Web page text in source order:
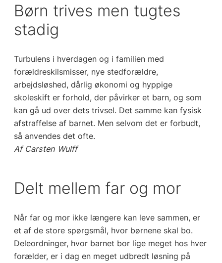
Børn trives men tugtes
stadig
Turbulens i hverdagen og i familien med
forældreskilsmisser, nye stedforældre,
arbejdsløshed, dårlig økonomi og hyppige
skoleskift er forhold, der påvirker et barn, og som
kan gå ud over dets trivsel. Det samme kan fysisk
afstraffelse af barnet. Men selvom det er forbudt,
så anvendes det ofte.
Af Carsten Wulff
Delt mellem far og mor
Når far og mor ikke længere kan leve sammen, er
et af de store spørgsmål, hvor børnene skal bo.
Deleordninger, hvor barnet bor lige meget hos hver
forælder, er i dag en meget udbredt løsning på